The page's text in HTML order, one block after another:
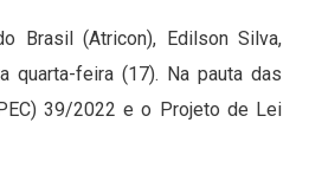
Brasil (Atricon), Edilson Silva,
quarta-feira (17). Na pauta das
39/2022 e o Projeto de Lei